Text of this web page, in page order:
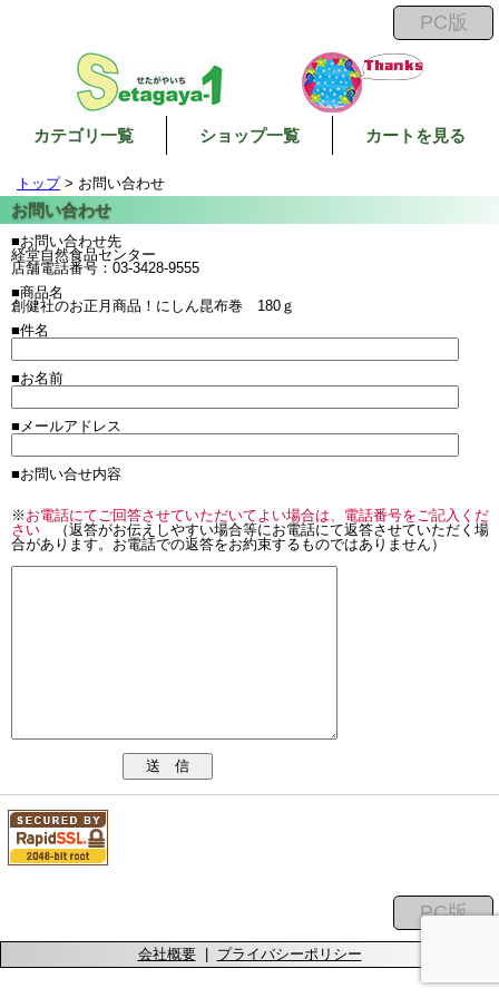
カテゴリ一覧 ショップ一覧 カートを見る
トップ> お問い合わせ
■お問い合わせ先
経堂自然食品センター
店舗電話番号：03-3428-9555
■商品名
創健社のお正月商品！にしん昆布巻 180ｇ
■件名
■お名前
■メールアドレス
■お問い合せ内容
※ お電話にてご回答させていただいてよい場合は、電話番号をご記入くだ
さい （返答がお伝えしやすい場合等にお電話にて返答させていただく場
合があります。お電話での返答をお約束するものではありません）
送 信
会社概要| プライバシーポリシー